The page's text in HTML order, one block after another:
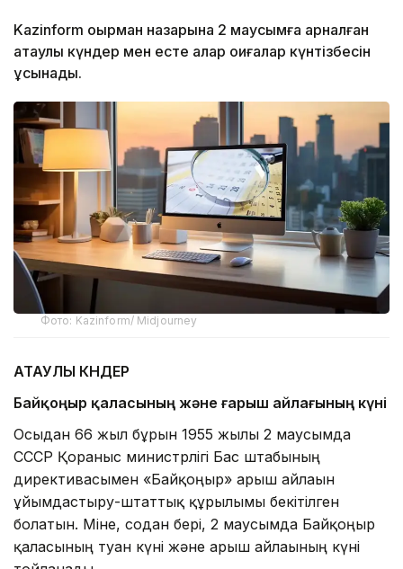
Kazinform оқырман назарына 2 маусымға арналған
атаулы күндер мен есте қалар оқиғалар күнтізбесін
ұсынады.
Фото: Kazinform/ Midjourney
АТАУЛЫ КҮНДЕР
Байқоңыр қаласының және ғарыш айлағының күні
Осыдан 66 жыл бұрын 1955 жылғы 2 маусымда
СССР Қорғаныс министрлігі Бас штабының
директивасымен «Байқоңыр» ғарыш айлағын
ұйымдастыру-штаттық құрылымы бекітілген
болатын. Міне, содан бері, 2 маусымда Байқоңыр
қаласының туған күні және ғарыш айлағының күні